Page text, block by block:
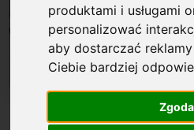
produktami i usługami
personalizować
aby dostarczać
Ciebie bardziej
Zgoda
Biogram